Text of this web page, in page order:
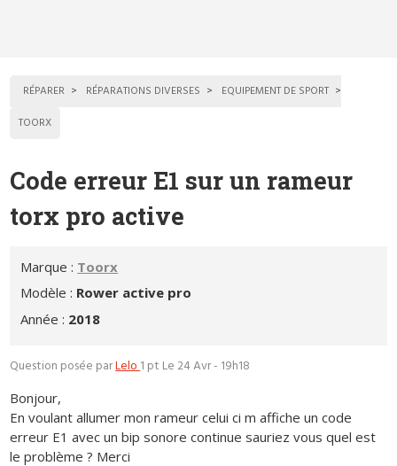
RÉPARER RÉPARATIONS DIVERSES
EQUIPEMENT DE SPORT
TOORX
Code erreur E1 sur un rameur
torx pro active
Marque : Toorx
Modèle : Rower active pro
Année : 2018
Question posée parLelo1 pt Le 24 Avr - 19h18
Bonjour,
En voulant allumer mon rameur celui ci m affiche un code
erreur E1 avec un bip sonore continue sauriez vous quel est
le problème ? Merci